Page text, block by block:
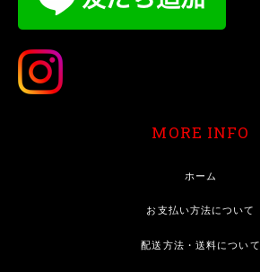
MORE INFO
ホーム
お支払い方法について
配送方法・送料について